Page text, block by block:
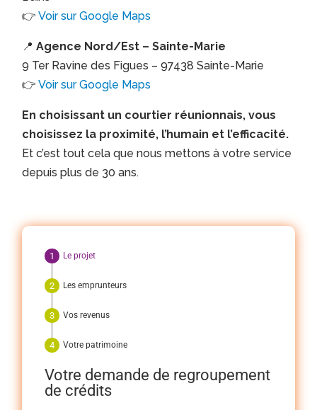
👉Voir sur Google Maps
📍Agence Nord/Est – Sainte-Marie
9 Ter Ravine des Figues – 97438 Sainte-Marie
👉Voir sur Google Maps
En choisissant un courtier réunionnais, vous
choisissez la proximité, l’humain et l’efficacité.
Et c’est tout cela que nous mettons à votre service
depuis plus de 30 ans.
Le projet
Les emprunteurs
Vos revenus
Votre patrimoine
Votre demande de regroupement
de crédits